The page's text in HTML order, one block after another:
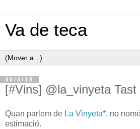
Va de teca
30/4/18
[#Vins] @la_vinyeta Tast
Quan parlem de La Vinyeta*, no
estimació.